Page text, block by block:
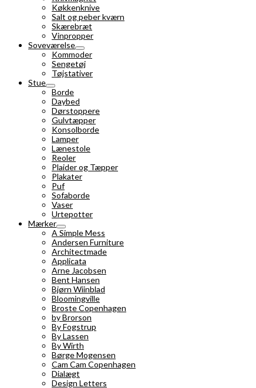
Køkkenknive
Salt og peber kværn
Skærebræt
Vinpropper
Soveværelse
Kommoder
Sengetøj
Tøjstativer
Stue
Borde
Daybed
Dørstoppere
Gulvtæpper
Konsolborde
Lamper
Lænestole
Reoler
Plaider og Tæpper
Plakater
Puf
Sofaborde
Vaser
Urtepotter
Mærker
A Simple Mess
Andersen Furniture
Architectmade
Applicata
Arne Jacobsen
Bent Hansen
Bjørn Wiinblad
Bloomingville
Broste Copenhagen
by Brorson
By Fogstrup
By Lassen
By Wirth
Børge Mogensen
Cam Cam Copenhagen
Dialægt
Design Letters